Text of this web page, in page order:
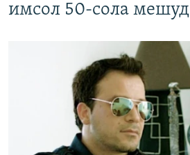
имсол 50-сола мешуд